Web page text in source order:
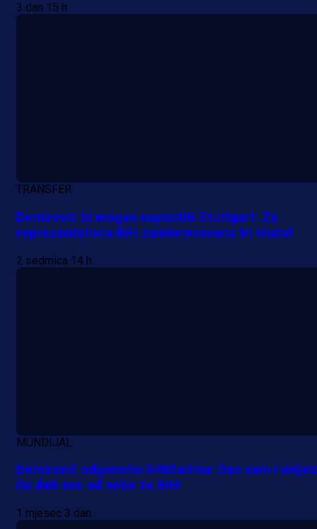
Premijer liga BiH
Grbavica se prisjetila Izeta
3 dan 15 h
TRANSFER
Demirović bi mogao napustiti Stuttgart: Za
reprezentativca BiH zainteresovana tri kluba!
2 sedmica 14 h
MUNDIJAL
Demirović odgovorio kritičarima: Dao sam i uvijek
ću dati sve od sebe za BiH!
1 mjesec 3 dan